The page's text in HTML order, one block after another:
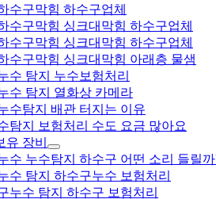
수구막힘 하수구업체
수구막힘 싱크대막힘 하수구업체
수구막힘 싱크대막힘 하수구업체
수구막힘 싱크대막힘 아래층 물샘
수 탐지 누수보험처리
수 탐지 열화상 카메라
수탐지 배관 터지는 이유
탐지 보험처리 수도 요금 많아요
장비
수 누수탐지 하수구 어떤 소리 들릴까
수 탐지 하수구누수 보험처리
누수 탐지 하수구 보험처리